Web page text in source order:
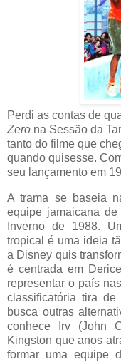
Perdi as contas de
Zero na Sessão da
tanto do filme que
quando quisesse.
seu lançamento em
A trama se baseia
equipe jamaicana
Inverno de 1988.
tropical é uma ideia
a Disney quis
é centrada em
representar o país
classificatória tira
busca outras
conhece Irv (John
Kingston que anos
formar uma equipe